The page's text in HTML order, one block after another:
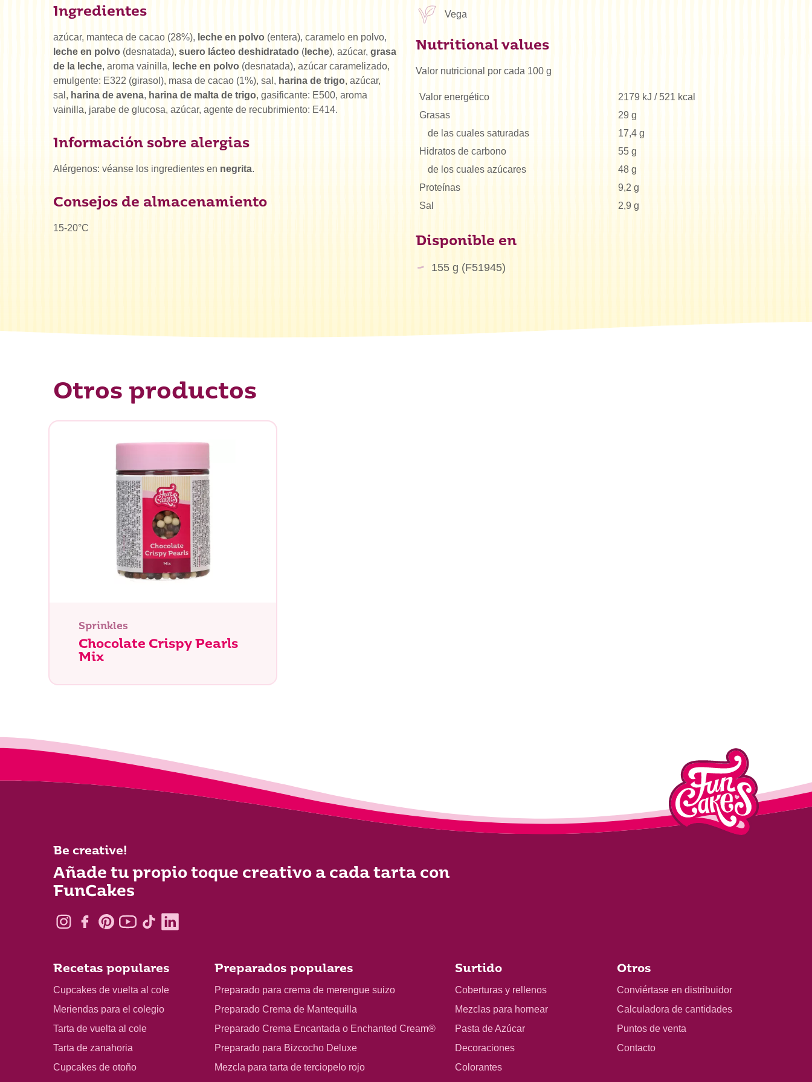
Ingredientes
azúcar, manteca de cacao (28%), leche en polvo (entera), caramelo en polvo,
leche en polvo (desnatada), suero lácteo deshidratado ( leche), azúcar, grasa
de la leche, aroma vainilla, leche en polvo (desnatada), azúcar caramelizado,
emulgente: E322 (girasol), masa de cacao (1%), sal, harina de trigo, azúcar,
sal, harina de avena, harina de malta de trigo, gasificante: E500, aroma
vainilla, jarabe de glucosa, azúcar, agente de recubrimiento: E414.
Información sobre alergias
Alérgenos: véanse los ingredientes en negrita.
Consejos de almacenamiento
15-20°C
Vega
Nutritional values
Valor nutricional por cada 100 g
Valor energético
2179 kJ / 521 kcal
Grasas
29 g
de las cuales saturadas
17,4 g
Hidratos de carbono
55 g
de los cuales azúcares
48 g
Proteínas
9,2 g
Sal
2,9 g
Disponible en
155 g (F51945)
Otros productos
Sprinkles
Chocolate Crispy Pearls
Mix
Be creative!
Añade tu propio toque creativo a cada tarta con
FunCakes
Recetas populares
Cupcakes de vuelta al cole
Meriendas para el colegio
Tarta de vuelta al cole
Tarta de zanahoria
Cupcakes de otoño
Preparados populares
Preparado para crema de merengue suizo
Preparado Crema de Mantequilla
Preparado Crema Encantada o Enchanted Cream®
Preparado para Bizcocho Deluxe
Mezcla para tarta de terciopelo rojo
Surtido
Coberturas y rellenos
Mezclas para hornear
Pasta de Azúcar
Decoraciones
Colorantes
Otros
Conviértase en distribuidor
Calculadora de cantidades
Puntos de venta
Contacto